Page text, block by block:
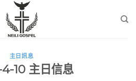
主日訊息
10 主日信息